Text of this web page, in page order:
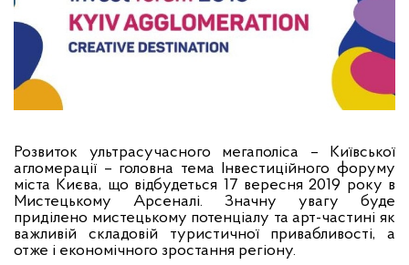
Розвиток ультрасучасного мегаполіса – Київської
агломерації – головна тема
Інвестиційного форуму
міста Києва, що відбудеться 17 вересня 2019 року в
Мистецькому Арсеналі. Значну увагу буде
приділено мистецькому потенціалу та арт-частині як
важливій складовій туристичної привабливості, а
отже і економічного зростання регіону.